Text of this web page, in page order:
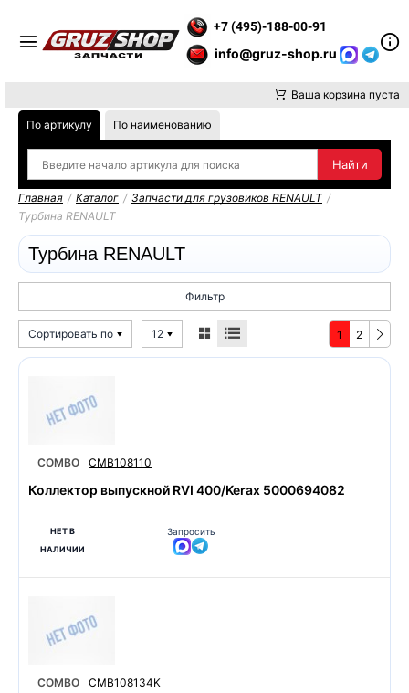
+7 (495)-188-00-91
info@gruz-shop.ru
Ваша корзина пуста
По артикулу По наименованию
Главная / Каталог / Запчасти для грузовиков RENAULT /
Турбина RENAULT
Турбина RENAULT
Фильтр
Сортировать по 12 1 2
COMBO CMB108110
Коллектор выпускной RVI 400/Kerax 5000694082
НЕТ В
НАЛИЧИИ
Запросить
COMBO CMB108134K